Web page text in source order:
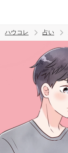
トレンド ワード
ハウコレ 占い